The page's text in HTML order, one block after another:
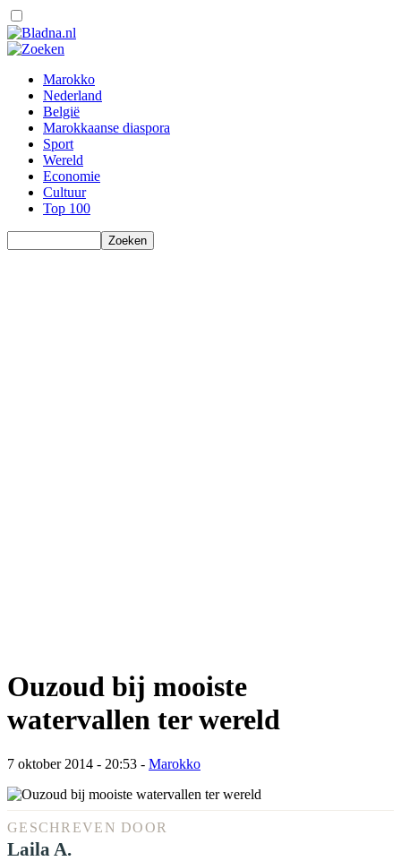
Marokko
Nederland
België
Marokkaanse diaspora
Sport
Wereld
Economie
Cultuur
Top 100
Ouzoud bij mooiste
watervallen ter wereld
7 oktober 2014 - 20:53 - Marokko
GESCHREVEN DOOR
Laila A.